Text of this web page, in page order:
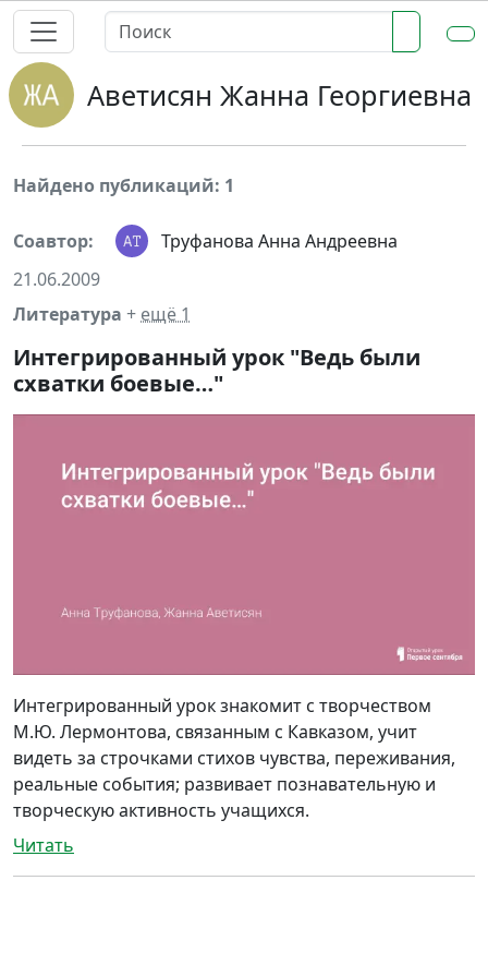
Аветисян Жанна Георгиевна
Найдено публикаций: 1
Соавтор:
Труфанова Анна Андреевна
21.06.2009
Литература + ещё 1
Интегрированный урок "Ведь были
схватки боевые…"
Интегрированный урок знакомит с творчеством
М.Ю. Лермонтова, связанным с Кавказом, учит
видеть за строчками стихов чувства, переживания,
реальные события; развивает познавательную и
творческую активность учащихся.
Читать